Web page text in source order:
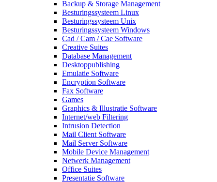
Backup & Storage Management
Besturingssysteem Linux
Besturingssysteem Unix
Besturingssysteem Windows
Cad / Cam / Cae Software
Creative Suites
Database Management
Desktoppublishing
Emulatie Software
Encryption Software
Fax Software
Games
Graphics & Illustratie Software
Internet/web Filtering
Intrusion Detection
Mail Client Software
Mail Server Software
Mobile Device Management
Netwerk Management
Office Suites
Presentatie Software